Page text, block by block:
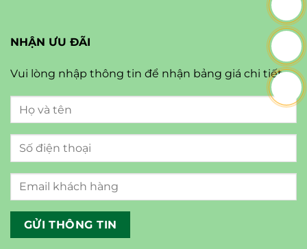
NHẬN ƯU ĐÃI
Vui lòng nhập thông tin để nhận bảng giá chi tiết.